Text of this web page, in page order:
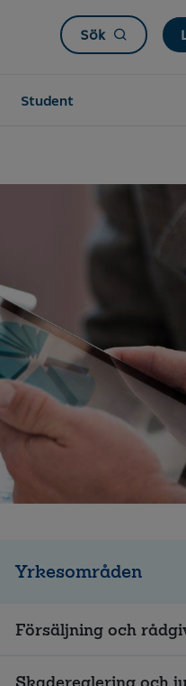
Sök
Student
Yrkesområden
Försäljning och